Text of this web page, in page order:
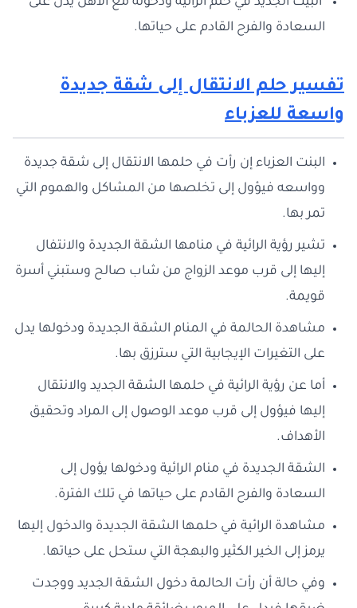
البيت الجديد في حلم الرائية ودخوله مع الأهل يدل على
السعادة والفرح القادم على حياتها.
تفسير حلم الانتقال إلى شقة جديدة
واسعة للعزباء
البنت العزباء إن رأت في حلمها الانتقال إلى شقة جديدة
وواسعه فيؤول إلى تخلصها من المشاكل والهموم التي
تمر بها.
تشير رؤية الرائية في منامها الشقة الجديدة والانتفال
إليها إلى قرب موعد الزواج من شاب صالح وستبني أسرة
قويمة.
مشاهدة الحالمة في المنام الشقة الجديدة ودخولها يدل
على التغيرات الإيجابية التي سترزق بها.
أما عن رؤية الرائية في حلمها الشقة الجديد والانتقال
إليها فيؤول إلى قرب موعد الوصول إلى المراد وتحقيق
الأهداف.
الشقة الجديدة في منام الرائية ودخولها يؤول إلى
السعادة والفرح القادم على حياتها في تلك الفترة.
مشاهدة الرائية في حلمها الشقة الجديدة والدخول إليها
يرمز إلى الخير الكثير والبهجة التي ستحل على حياتها.
وفي حالة أن رأت الحالمة دخول الشقة الجديد ووجدت